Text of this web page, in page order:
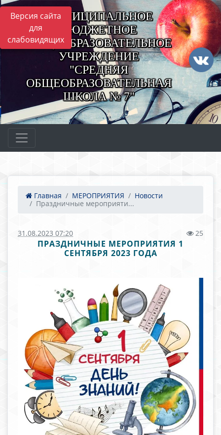
Версия сайта
для
слабовидящих
МУНИЦИПАЛЬНОЕ
БЮДЖЕТНОЕ
ОБЩЕОБРАЗОВАТЕЛЬНОЕ
УЧРЕЖДЕНИЕ
"СРЕДНЯЯ
ОБЩЕОБРАЗОВАТЕЛЬНАЯ
ШКОЛА № 7"
Главная МЕРОПРИЯТИЯ
Новости
Праздничные мероприяти...
31.08.2023 07:20 25
ПРАЗДНИЧНЫЕ МЕРОПРИЯТИЯ 1
СЕНТЯБРЯ 2023 ГОДА